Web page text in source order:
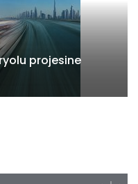
projesine